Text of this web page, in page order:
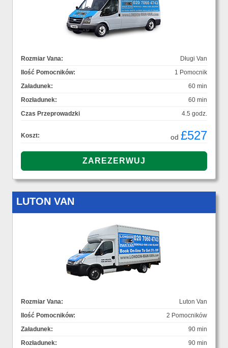
Rozmiar Vana:
Długi Van
Ilość Pomocników:
1 Pomocnik
Załadunek:
60 min
Rozładunek:
60 min
Czas Przeprowadzki
4.5 godz.
Koszt: od £527
LUTON VAN
Rozmiar Vana:
Luton Van
Ilość Pomocników:
2 Pomocników
Załadunek:
90 min
Rozładunek:
90 min